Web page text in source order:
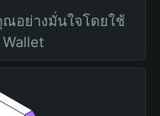
อย่างมั่นใจโดยใช้